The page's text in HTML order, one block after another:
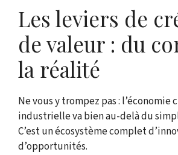
Les leviers de
de valeur : du
la réalité
Ne vous y trompez pas : l’économie
industrielle va bien au-delà du
C’est un écosystème complet
d’opportunités.